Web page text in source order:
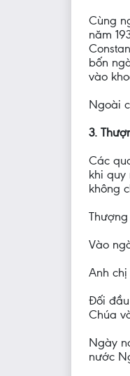
Cùng
năm
bốn
vào
Ngoài
3.
Các
khi quy
không
Vào
Anh
Đối
Chúa
Ngày
nước